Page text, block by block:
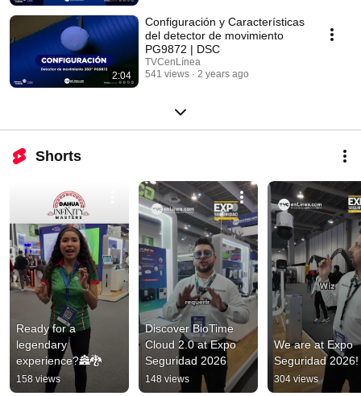
2:04
Configuración y Características
del detector de movimiento
PG9872 | DSC
TVCenLínea
541 views
2 years ago
Shorts
Ready for a
legendary
experience?🏯🐉
158 views
Discover BioTime
Cloud 2.0 at Expo
Seguridad 2026
148 views
We are at Expo
Seguridad 2026!
304 views